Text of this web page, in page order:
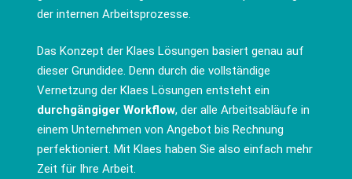
der internen Arbeitsprozesse.
Das Konzept der Klaes Lösungen basiert genau auf
dieser Grundidee. Denn durch die vollständige
Vernetzung der Klaes Lösungen entsteht ein
durchgängiger Workflow, der alle Arbeitsabläufe in
einem Unternehmen von Angebot bis Rechnung
perfektioniert. Mit Klaes haben Sie also einfach mehr
Zeit für Ihre Arbeit.